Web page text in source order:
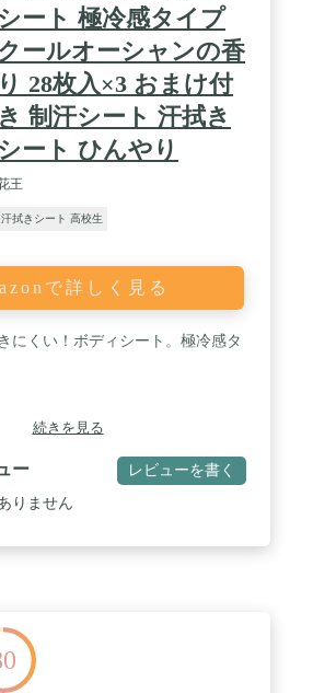
シート 極冷感タイプ
クールオーシャンの香
り 28枚入×3 おまけ付
き 制汗シート 汗拭き
シート ひんやり
王
汗拭きシート 高校生
で詳しく見る
にくい！ボディシート。極冷感タ
続きを見る
ー レビューを書く
りません